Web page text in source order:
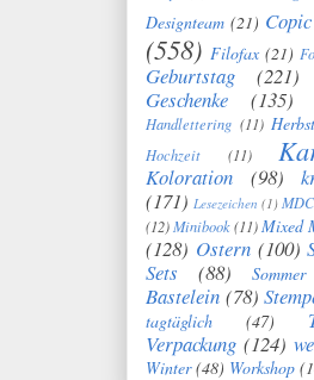
Designteam (21) Copic
(558) Filofax (21)
Geburtstag (221)
Geschenke (135)
Handlettering (11) Herbst
Hochzeit (11)
Koloration (98)
(171) Lesezeichen (1)
(12)Minibook(11) Mixed
(128) Ostern (100)
Sets
(88) Sommer
Bastelein (78)
tagtäglich
(47)
Verpackung (124)
Winter (48) Workshop